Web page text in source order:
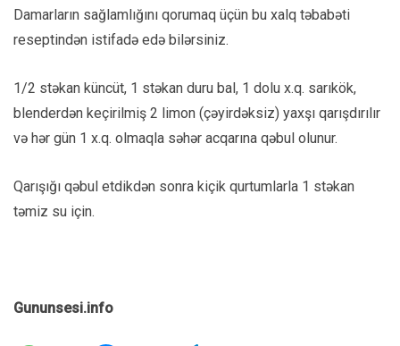
Damarların sağlamlığını qorumaq üçün bu xalq təbabəti
reseptindən istifadə edə bilərsiniz.
1/2 stəkan küncüt, 1 stəkan duru bal, 1 dolu x.q. sarıkök,
blenderdən keçirilmiş 2 limon (çəyirdəksiz) yaxşı qarışdırılır
və hər gün 1 x.q. olmaqla səhər acqarına qəbul olunur.
Qarışığı qəbul etdikdən sonra kiçik qurtumlarla 1 stəkan
təmiz su için.
Gununsesi.info